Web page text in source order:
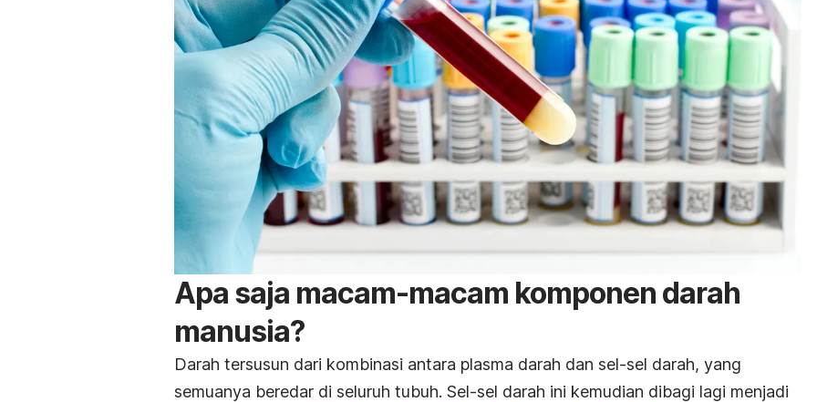
Apa saja macam-macam komponen darah
manusia?
Darah tersusun dari kombinasi antara plasma darah dan sel-sel darah, yang
semuanya beredar di seluruh tubuh. Sel-sel darah ini kemudian dibagi lagi menjadi